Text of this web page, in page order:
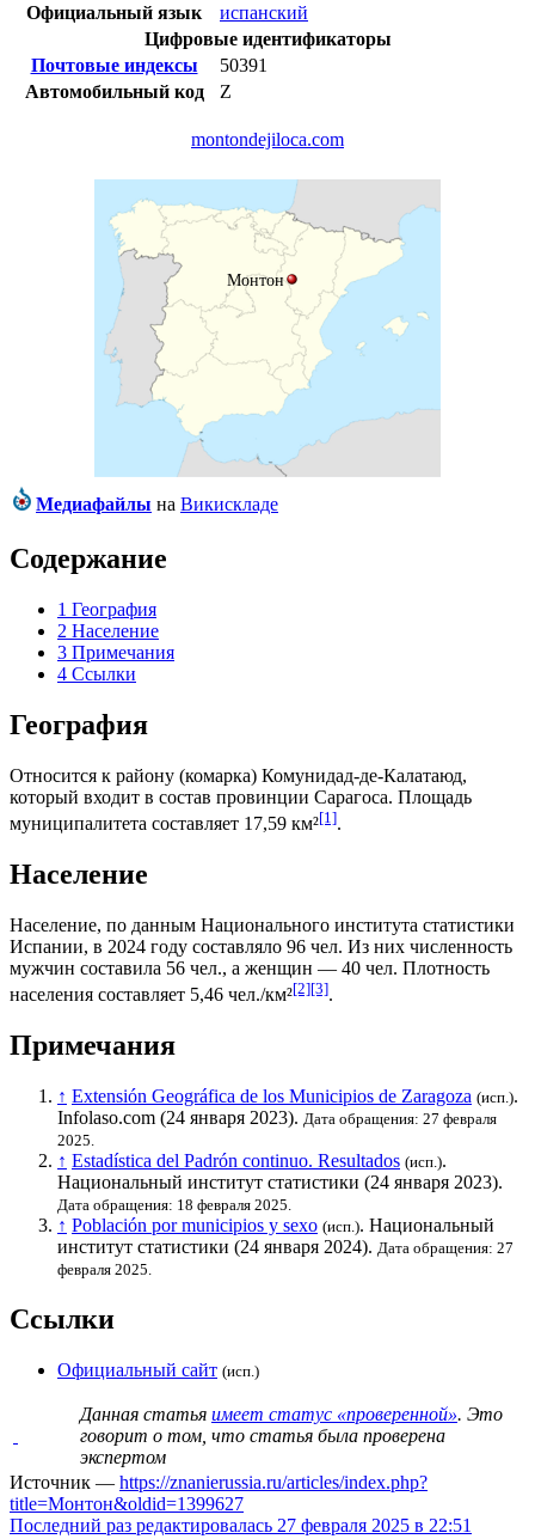
Официальный язык
испанский
Цифровые идентификаторы
Почтовые индексы
50391
Автомобильный код
Z
montondejiloca.com
Монтон
Медиафайлы на Викискладе
Содержание
1 География
2 Население
3 Примечания
4 Ссылки
География
Относится к району (комарка) Комунидад-де-Калатаюд,
который входит в состав провинции Сарагоса. Площадь
муниципалитета составляет 17,59 км²[1].
Население
Население, по данным Национального института статистики
Испании, в 2024 году составляло 96 чел. Из них численность
мужчин составила 56 чел., а женщин — 40 чел. Плотность
населения составляет 5,46 чел./км²[2][3].
Примечания
↑ Extensión Geográfica de los Municipios de Zaragoza (исп.).
Infolaso.com (24 января 2023). Дата обращения: 27 февраля
2025.
↑ Estadística del Padrón continuo. Resultados (исп.).
Национальный институт статистики (24 января 2023).
Дата обращения: 18 февраля 2025.
↑ Población por municipios y sexo (исп.). Национальный
институт статистики (24 января 2024). Дата обращения: 27
февраля 2025.
Ссылки
Официальный сайт (исп.)
Данная статья имеет статус «проверенной». Это
говорит о том, что статья была проверена
экспертом
Источник — https://znanierussia.ru/articles/index.php?
title=Монтон&oldid=1399627
Последний раз редактировалась 27 февраля 2025 в 22:51